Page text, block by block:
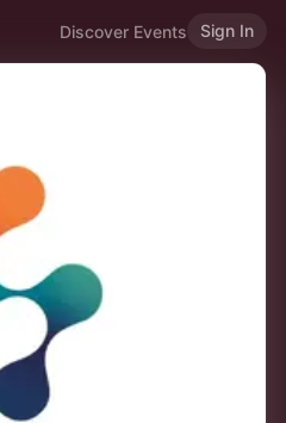
Discover Events Sign In